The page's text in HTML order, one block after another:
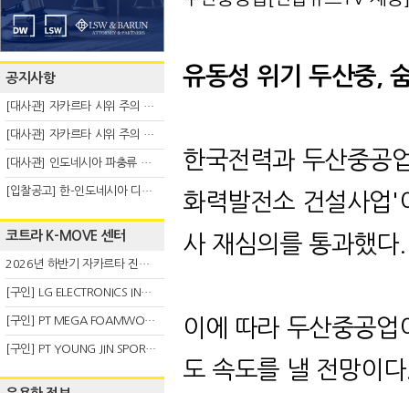
공지사항
[대사관] 자카르타 시위 주의 안내(8.6)
[대사관] 자카르타 시위 주의 안내(8.3)
[대사관] 인도네시아 파충류 불법 반출 주의 (7.29)
[입찰공고] 한-인도네시아 디지털융복합 탈 전시회
코트라 K-MOVE 센터
2026년 하반기 자카르타 진출기업 채용상담회 & 멘토링 참가자 모집
[구인] LG ELECTRONICS INDONESIA
[구인] PT MEGA FOAMWORKS INDONESIA
[구인] PT YOUNG JIN SPORT INDONESIA
유동성 위기 두산중,
한국전력과 두산중공
화력발전소 건설사업'
사 재심의를 통과했다.
이에 따라 두산중공
도 속도를 낼 전망이